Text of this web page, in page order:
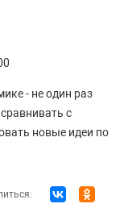
- не один раз
с
новые идеи по